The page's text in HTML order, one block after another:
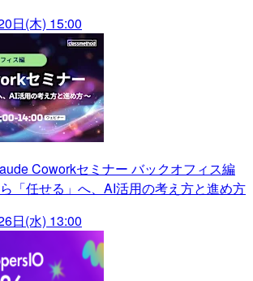
日(木) 15:00
Coworkセミナー バックオフィス編
「任せる」へ、AI活用の考え方と進め方
日(水) 13:00